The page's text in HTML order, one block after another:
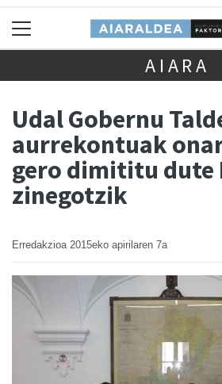
AIARA
Udal Gobernu
aurrekontuak
gero dimititu dute
zinegotzik
Erredakzioa 2015eko apirilaren 7a